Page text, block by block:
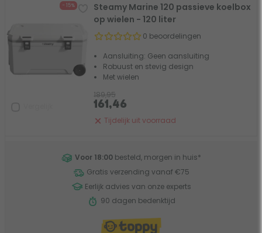
- 15%
Steamy Marine 120 passieve koelbox
op wielen - 120 liter
0 beoordelingen
Aansluiting: Geen aansluiting
Robuust en stevig design
Met wielen
Tijdelijk uit voorraad
189,95
161,46
Voor 18:00 besteld, morgen in huis*
Gratis verzending vanaf €75
Eerlijk advies van onze experts
90 dagen bedenktijd